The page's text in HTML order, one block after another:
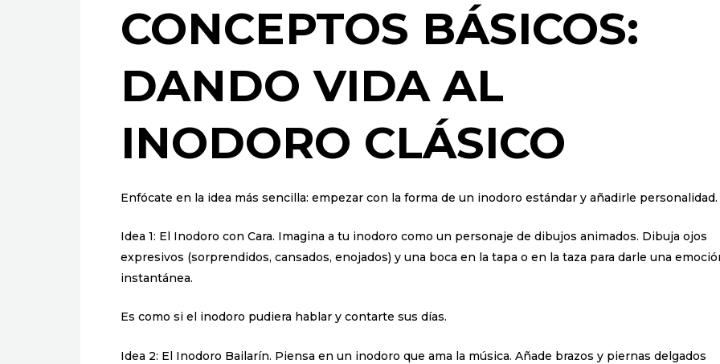
CONCEPTOS BÁSICOS:
DANDO VIDA AL
INODORO CLÁSICO
Enfócate en la idea más sencilla: empezar con la forma de un inodoro estándar y añadirle personalidad.
Idea 1: El Inodoro con Cara. Imagina a tu inodoro como un personaje de dibujos animados. Dibuja ojos
expresivos (sorprendidos, cansados, enojados) y una boca en la tapa o en la taza para darle una
instantánea.
Es como si el inodoro pudiera hablar y contarte sus días.
Idea 2: El Inodoro Bailarín. Piensa en un inodoro que ama la música. Añade brazos y piernas delgados